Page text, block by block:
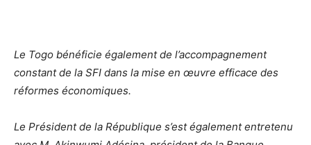
Le Togo bénéficie également de l’accompagnement
constant de la SFI dans la mise en œuvre efficace des
réformes économiques.
Le Président de la République s’est également entretenu